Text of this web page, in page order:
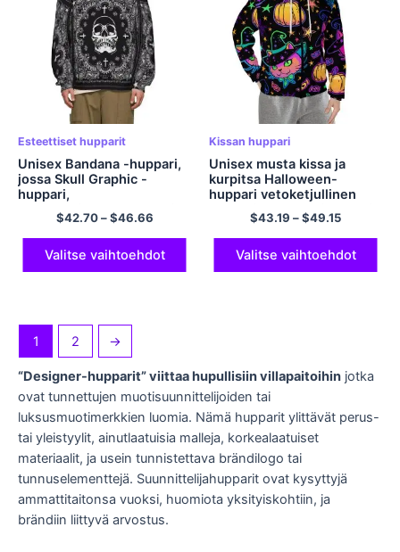
Esteettiset hupparit
Unisex Bandana -huppari,
jossa Skull Graphic -
huppari,
polyesteripuserohuppari
$42.70–$46.66
Valitse vaihtoehdot
Kissan huppari
Unisex musta kissa ja
kurpitsa Halloween-
huppari vetoketjullinen
huppari polyesterihuppari
$43.19 –$49.15
Valitse vaihtoehdot
1 2 →
“Designer-hupparit” viittaa hupullisiin villapaitoihin jotka
ovat tunnettujen muotisuunnittelijoiden tai
luksusmuotimerkkien luomia. Nämä hupparit ylittävät perus-
tai yleistyylit, ainutlaatuisia malleja, korkealaatuiset
materiaalit, ja usein tunnistettava brändilogo tai
tunnuselementtejä. Suunnittelijahupparit ovat kysyttyjä
ammattitaitonsa vuoksi, huomiota yksityiskohtiin, ja
brändiin liittyvä arvostus.